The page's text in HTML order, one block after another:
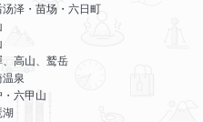
汤泽・苗场・六日町
、高山、鹫岳
泉
・六甲山
湖